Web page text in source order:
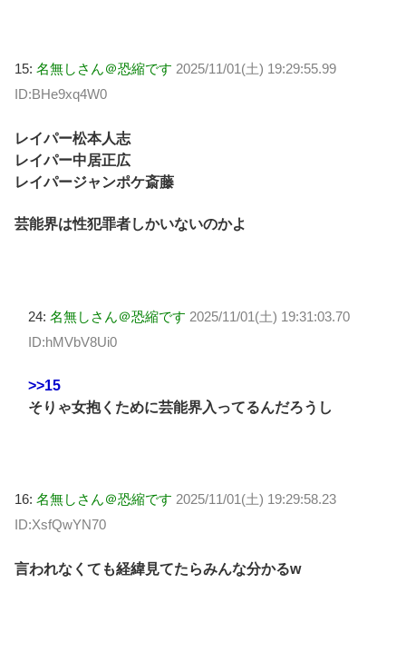
15: 名無しさん＠恐縮です 2025/11/01(土) 19:29:55.99
ID:BHe9xq4W0
レイパー松本人志
レイパー中居正広
レイパージャンポケ斎藤
芸能界は性犯罪者しかいないのかよ
24: 名無しさん＠恐縮です 2025/11/01(土) 19:31:03.70
ID:hMVbV8Ui0
>>15
そりゃ女抱くために芸能界入ってるんだろうし
16: 名無しさん＠恐縮です 2025/11/01(土) 19:29:58.23
ID:XsfQwYN70
言われなくても経緯見てたらみんな分かるw